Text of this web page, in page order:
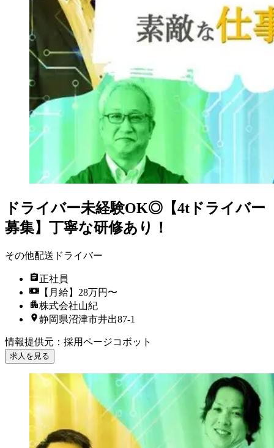
ドライバー未経験OK◎【4tドライバー
募集】丁寧な研修あり！
その他配送ドライバー
正社員
【月給】28万円〜
株式会社山紀
静岡県沼津市井出87‐1
情報提供元 ： 採用ページコボット
求人を見る